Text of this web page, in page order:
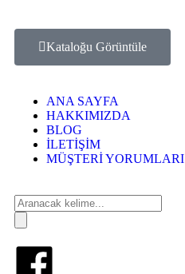
Kataloğu Görüntüle
ANA SAYFA
HAKKIMIZDA
BLOG
İLETİŞİM
MÜŞTERİ YORUMLARI